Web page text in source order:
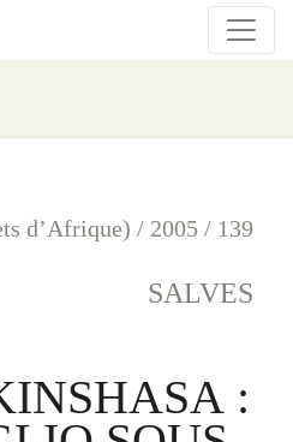
d’Afrique) / 2005 / 139
SALVES
: